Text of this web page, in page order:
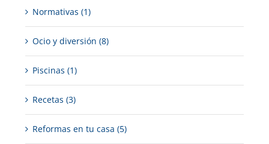
Normativas (1)
Ocio y diversión (8)
Piscinas (1)
Recetas (3)
Reformas en tu casa (5)